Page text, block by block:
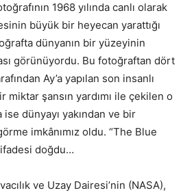
1968 yılında canlı olarak
büyük bir heyecan yarattığı
dünyanın bir yüzeyinin
görünüyordu. Bu fotoğraftan dört
Ay’a yapılan son insanlı
miktar şansın yardımı ile çekilen o
dünyayı yakından ve bir
imkânımız oldu. “The Blue
doğdu…
ve Uzay Dairesi’nin (NASA),